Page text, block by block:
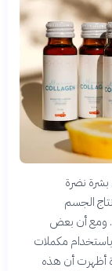
نضرة
الجسم
ومع أن بعض
مكملات
أظهرت أن هذه